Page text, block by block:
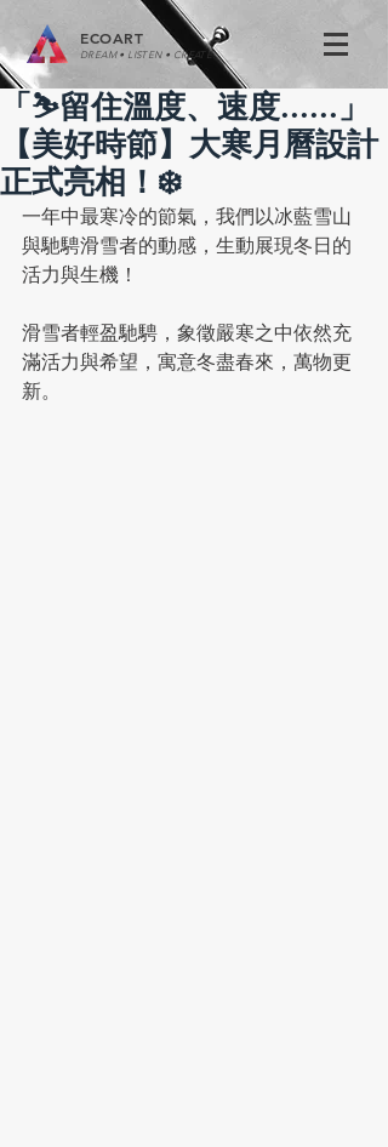
ECOART
DREAM • LISTEN • CREATE
「⛷️留住溫度、速度......」
【美好時節】大寒月曆設計
正式亮相！❄️
一年中最寒冷的節氣，我們以冰藍雪山
與馳騁滑雪者的動感，生動展現冬日的
活力與生機！
滑雪者輕盈馳騁，象徵嚴寒之中依然充
滿活力與希望，寓意冬盡春來，萬物更
新。